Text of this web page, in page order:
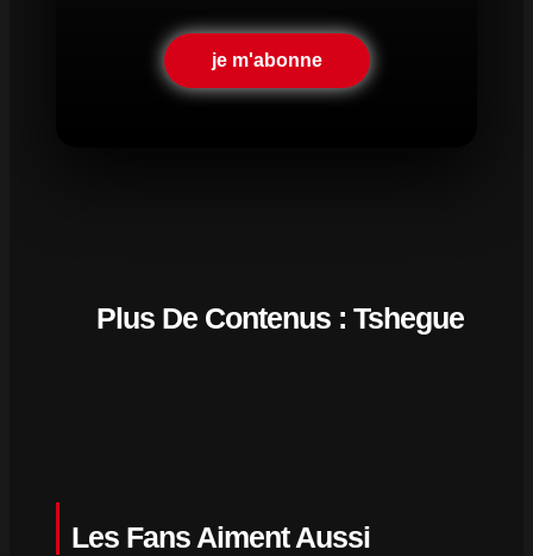
je m'abonne
Plus De Contenus : Tshegue
Les Fans Aiment Aussi